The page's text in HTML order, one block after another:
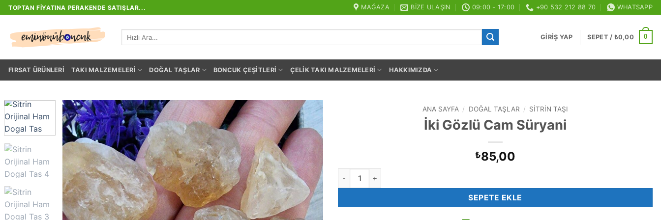
İçeriğe
atla
TOPTAN FIYATINA PERAKENDE SATIŞLAR... MAĞAZA BIZE ULAŞIN 09:00 - 17:00 +90 532 212 88 70 WHATSAPP
GIRIŞ YAP SEPET / ₺0,00 0
FIRSAT ÜRÜNLERI TAKI MALZEMELERI DOĞAL TAŞLAR BONCUK ÇEŞITLERI ÇELIK TAKI MALZEMELERI HAKKIMIZDA
ANA SAYFA / DOĞAL TAŞLAR / SITRIN TAŞI
İki Gözlü Cam Süryani
₺85,00
İki Gözlü Cam Süryani adet
SEPETE EKLE